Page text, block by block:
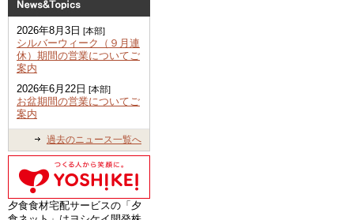
2026年8月3日 [本部]
シルバーウィーク（９月連
休）期間の営業についてご
案内
2026年6月22日 [本部]
お盆期間の営業についてご
案内
過去のニュース一覧へ
夕食食材宅配サービスの「夕